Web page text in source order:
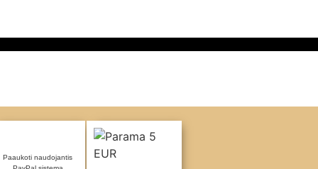
Paaukoti naudojantis